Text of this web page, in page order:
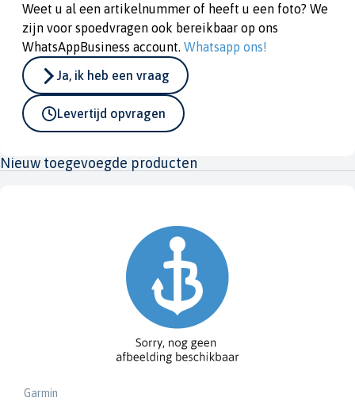
Weet u al een artikelnummer of heeft u een foto? We
zijn voor spoedvragen ook bereikbaar op ons
WhatsAppBusiness account. Whatsapp ons!
Ja, ik heb een vraag
Levertijd opvragen
Nieuw toegevoegde producten
Garmin